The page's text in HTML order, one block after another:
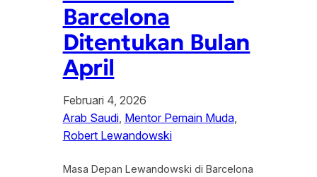
Barcelona
Ditentukan Bulan
April
Februari 4, 2026
Arab Saudi, Mentor Pemain Muda
Robert Lewandowski
Masa Depan Lewandowski di Barcelona